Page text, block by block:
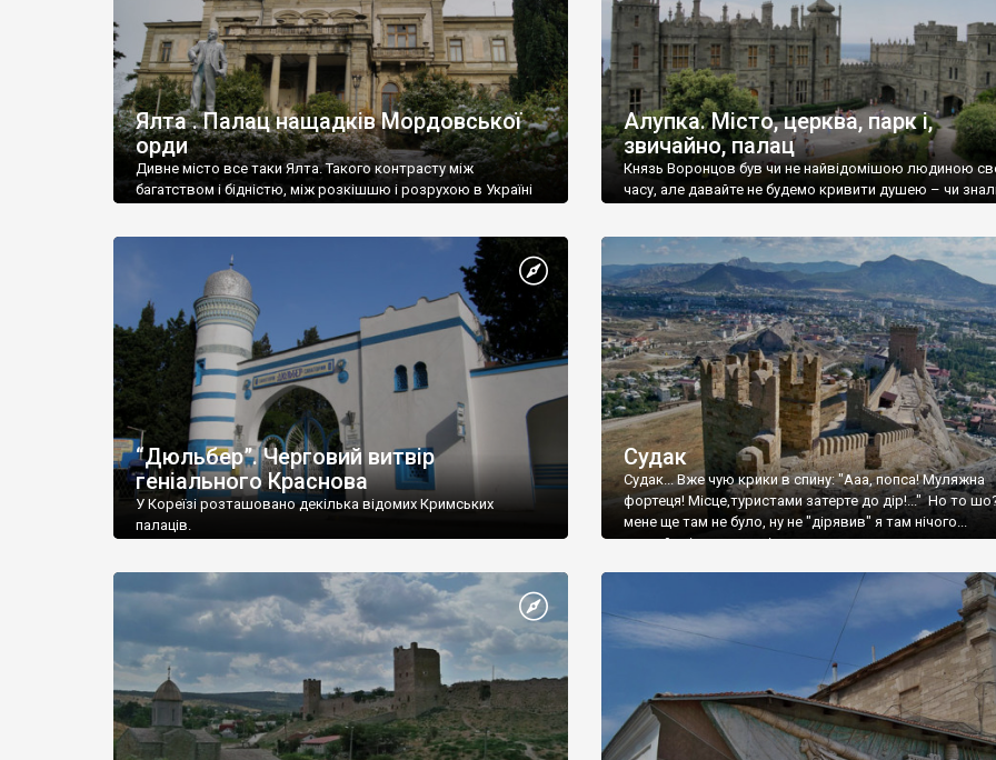
Ялта . Палац нащадків Мордовської
орди
Дивне місто все таки Ялта. Такого контрасту між
багатством і бідністю, між розкішшю і розрухою в Україні
Алупка. Місто, церква, парк і,
звичайно, палац
Князь Воронцов був чи не найвідомішою людиною
часу, але давайте не будемо кривити душею – чи
“Дюльбер”. Черговий витвір
геніального Краснова
У Кореїзі розташовано декілька відомих Кримських
палаців.
Судак
Судак... Вже чую крики в спину: "Ааа, попса! Муляжна
фортеця! Місце,туристами затерте до дір!..." Но то
мене ще там не було, ну не "дірявив" я там нічого...
принаймні до цього літа.